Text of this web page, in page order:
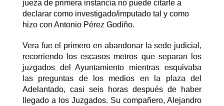
jueza de primera instancia no puede citarle a
declarar como investigado/imputado tal y como
hizo con Antonio Pérez Godiño.
Vera fue el primero en abandonar la sede judicial,
recorriendo los escasos metros que separan los
juzgados del Ayuntamiento mientras esquivaba
las preguntas de los medios en la plaza del
Adelantado, casi seis horas después de haber
llegado a los Juzgados. Su compañero, Alejandro